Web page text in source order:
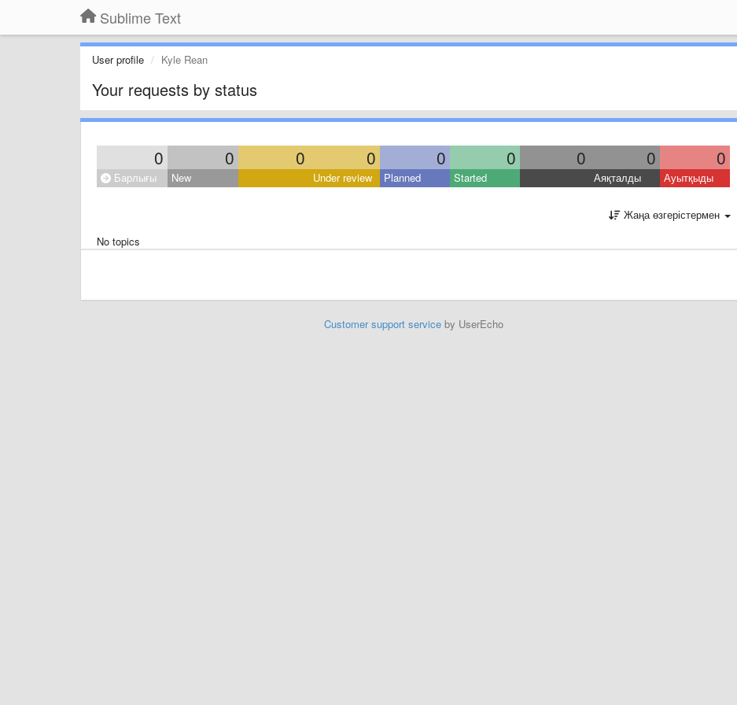
Sublime Text
User profile Kyle Rean
Your requests by status
0 0 0 0 0 0 0 0 0
Барлығы New Under review Planned Started Аяқталды Ауытқыды
Жаңа өзгерістермен
No topics
Customer support serviceby UserEcho